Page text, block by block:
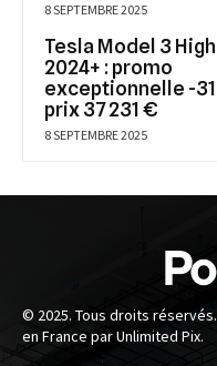
8 SEPTEMBRE 2025
Tesla Model 3
2024+ : promo
exceptionnelle -
prix 37 231 €
8 SEPTEMBRE 2025
© 2025. Tous droits
en France par Unlimited Pix.